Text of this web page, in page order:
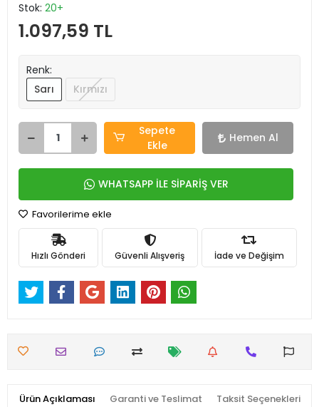
Stok: 20+
1.097,59 TL
Renk:
Sarı
Kırmızı
Sepete
Ekle
Hemen Al
WHATSAPP İLE SİPARİŞ VER
Favorilerime ekle
Hızlı Gönderi Güvenli Alışveriş İade ve Değişim
Ürün Açıklaması Garanti ve Teslimat Taksit Seçenekleri